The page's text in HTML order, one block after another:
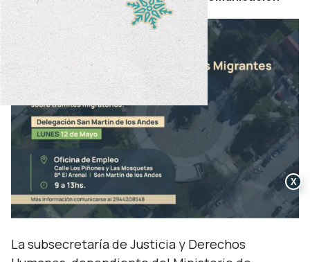
La subsecretaría de Justicia y Derechos
X